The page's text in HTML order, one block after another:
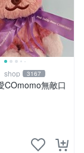
3167
COmomo無敵口